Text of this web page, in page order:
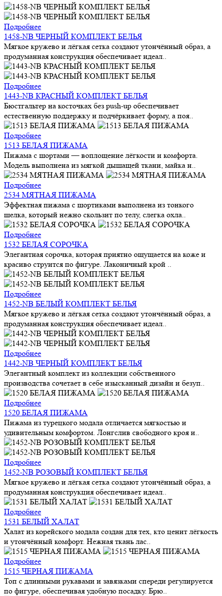
Подробнее
1458-NB ЧЕРНЫЙ КОМПЛЕКТ БЕЛЬЯ
Мягкое кружево и лёгкая сетка создают утончённый образ, а
продуманная конструкция обеспечивает идеал..
Подробнее
1443-NB КРАСНЫЙ КОМПЛЕКТ БЕЛЬЯ
Бюстгальтер на косточках без push-up обеспечивает
естественную поддержку и подчёркивает форму, а поя..
Подробнее
1513 БЕЛАЯ ПИЖАМА
Пижама с шортами — воплощение лёгкости и комфорта.
Модель выполнена из мягкой дышащей ткани, майка н..
Подробнее
2534 МЯТНАЯ ПИЖАМА
Эффектная пижама с шортиками выполнена из тонкого
шелка, который нежно скользит по телу, слегка охла..
Подробнее
1532 БЕЛАЯ СОРОЧКА
Элегантная сорочка, которая приятно ощущается на коже и
красиво струится по фигуре. Лаконичный крой ..
Подробнее
1452-NB БЕЛЫЙ КОМПЛЕКТ БЕЛЬЯ
Мягкое кружево и лёгкая сетка создают утончённый образ, а
продуманная конструкция обеспечивает идеал..
Подробнее
1442-NB ЧЕРНЫЙ КОМПЛЕКТ БЕЛЬЯ
Элегантный комплект из коллекции собственного
производства сочетает в себе изысканный дизайн и безуп..
Подробнее
1520 БЕЛАЯ ПИЖАМА
Пижама из турецкого модала отличается мягкостью и
удивительным комфортом. Лонгслив свободного кроя и..
Подробнее
1452-NB РОЗОВЫЙ КОМПЛЕКТ БЕЛЬЯ
Мягкое кружево и лёгкая сетка создают утончённый образ, а
продуманная конструкция обеспечивает идеал..
Подробнее
1531 БЕЛЫЙ ХАЛАТ
Халат из корейского модала создан для тех, кто ценит лёгкость
и утончённый комфорт. Нежная ткань лас..
Подробнее
1515 ЧЕРНАЯ ПИЖАМА
Топ с длинными рукавами и завязками спереди регулируется
по фигуре, обеспечивая удобную посадку. Брю..